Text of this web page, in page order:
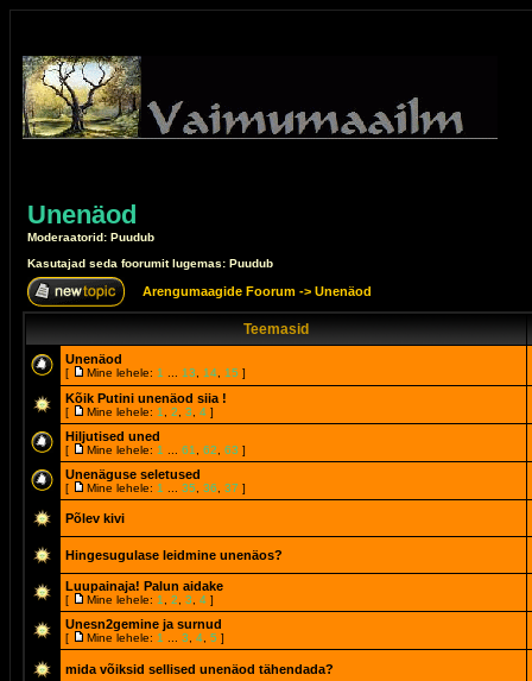
Unenäod
Moderaatorid: Puudub
Kasutajad seda foorumit lugemas: Puudub
Arengumaagide Foorum -> Unenäod
Teemasid
Unenäod
[ Mine lehele: 1 13 14 15 ]
Kõik Putini unenäod siia !
[ Mine lehele: 1 2 3 4 ]
Hiljutised uned
[ Mine lehele: 1 61 62 63 ]
Unenäguse seletused
[ Mine lehele: 1 35 36 37 ]
Põlev kivi
Hingesugulase leidmine unenäos?
Luupainaja! Palun aidake
[ Mine lehele: 1 2 3 4 ]
Unesn2gemine ja surnud
[ Mine lehele: 1 3 4 5 ]
mida võiksid sellised unenäod tähendada?